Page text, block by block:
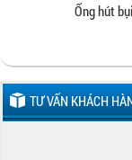
Ống hút
TƯ VẤN KHÁCH